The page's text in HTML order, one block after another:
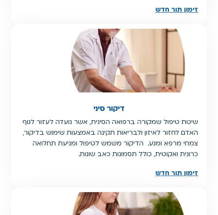
זימון תור חדש
דיקור סיני
שיטת טיפול שמקורה ברפואה הסינית, אשר נועדה לעזור לגוף
האדם לחזור לאיזון ולבריאות תקינה באמצעות שימוש בדיקור,
צמחי מרפא ומגע. הדיקור משמש לטיפול ומניעת תחלואה
כרונית ואקוטית, כולל תסמונות כאב שונות.
זימון תור חדש